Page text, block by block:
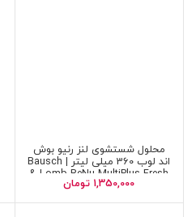
محلول شستشوی لنز رنیو بوش
اند لوب 360 میلی لیتر | Bausch
& Lomb ReNu MultiPlus Fresh
Solution
1,350,000 تومان